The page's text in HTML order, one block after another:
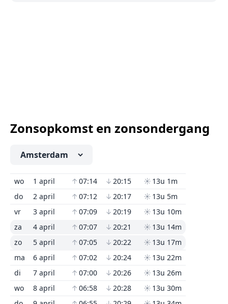
Zonsopkomst en zonsondergang
wo 1 april ↑ 07:14 ↓ 20:15 ☀ 13u 1m
do
2 april ↑ 07:12 ↓ 20:17 ☀ 13u 5m
vr
3 april ↑ 07:09 ↓ 20:19 ☀ 13u 10m
za
4 april ↑ 07:07 ↓ 20:21 ☀ 13u 14m
zo
5 april ↑ 07:05 ↓ 20:22 ☀ 13u 17m
ma
6 april ↑ 07:02 ↓ 20:24 ☀ 13u 22m
di
7 april ↑ 07:00 ↓ 20:26 ☀ 13u 26m
wo
8 april ↑ 06:58 ↓ 20:28 ☀ 13u 30m